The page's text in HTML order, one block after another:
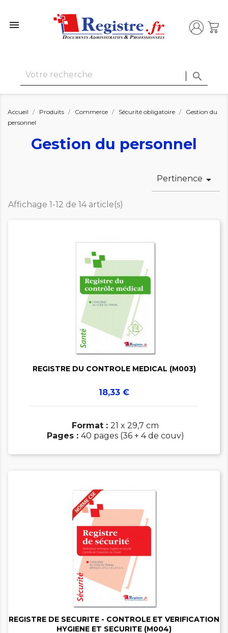


Accueil Produits Commerce Sécurité obligatoire
Gestion du
personnel
Gestion du personnel
Pertinence 
Affichage 1-12 de 14 article(s)


REGISTRE DU CONTROLE MEDICAL (M003)
Prix
18,33 €
Format : 21 x 29,7 cm
Pages : 40 pages (36 + 4 de couv)


REGISTRE DE SECURITE - CONTROLE ET VERIFICATION
HYGIENE ET SECURITE (M004)